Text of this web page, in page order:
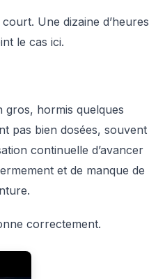
Une dizaine d’heures
le cas ici.
gros, hormis quelques
pas bien dosées, souvent
continuelle d’avancer
et de manque de
correctement.